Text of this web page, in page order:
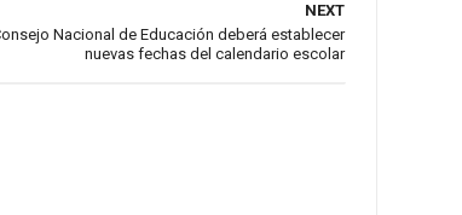
NEXT
Nacional de Educación deberá establecer
nuevas fechas del calendario escolar